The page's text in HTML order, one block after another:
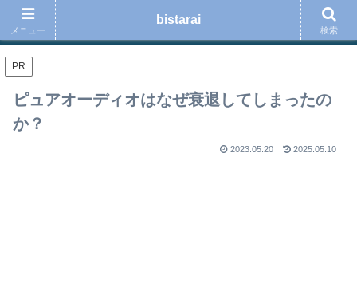
ロードバイク、スポーツ、音楽、読書、ブログ運用の事などを綴る趣味のブロ
PR
ピュアオーディオはなぜ衰退してしまったの
か？
2023.05.20 2025.05.10
メニュー
bistarai
検索